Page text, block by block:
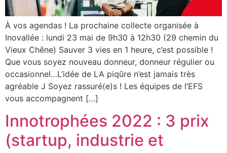
À vos agendas ! La prochaine collecte organisée à
Inovallée : lundi 23 mai de 9h30 à 12h30 (29 chemin du
Vieux Chêne) Sauver 3 vies en 1 heure, c’est possible !
Que vous soyez nouveau donneur, donneur régulier ou
occasionnel…L’idée de LA piqûre n’est jamais très
agréable J Soyez rassuré(e)s ! Les équipes de l’EFS
vous accompagnent […]
Innotrophées 2022 : 3 prix
(startup, industrie et